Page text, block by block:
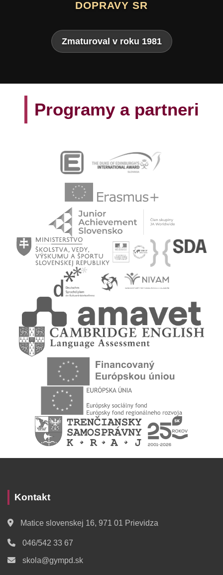
Programy a partneri
Kontakt
Matice slovenskej 16, 971 01 Prievidza
046/542 33 67
skola@gympd.sk